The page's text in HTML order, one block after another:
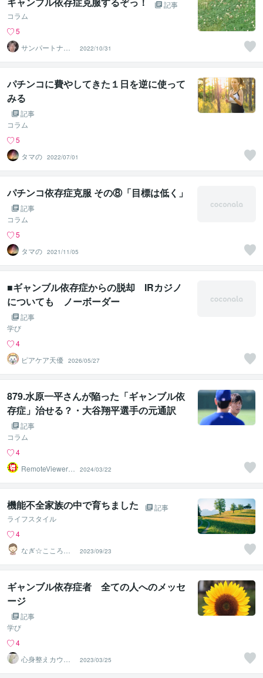
記事
コラム
5
サンパートナー
ズ
2022/10/31
パチンコに費やしてきた１日を逆に使って
みる
記事
コラム
5
タマの 2022/07/01
パチンコ依存症克服 その⑧「目標は低く」
記事
コラム
5
タマの 2021/11/05
■ギャンブル依存症からの脱却 IRカジノ
についても ノーボーダー
記事
学び
4
ピアケア天優 2026/05/27
879.水原一平さんが陥った「ギャンブル依
存症」治せる？・大谷翔平選手の元通訳
記事
コラム
4
RemoteViewer導
2024/03/22
機能不全家族の中で育ちました
記事
ライフスタイル
4
なぎ☆こころの
薬箱
2023/09/23
ギャンブル依存症者 全ての人へのメッセ
ージ
記事
学び
4
心身整えカウン
セラー さんど
2023/03/25